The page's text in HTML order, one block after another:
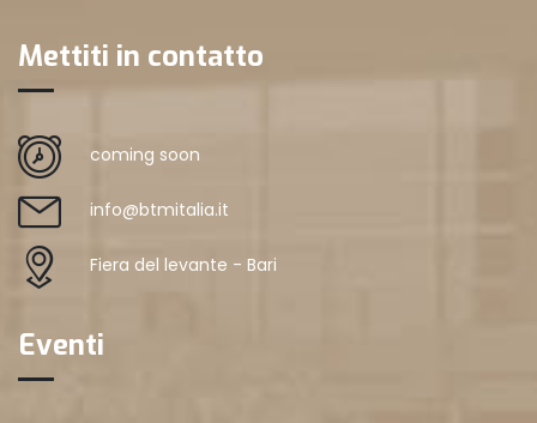
Mettiti in contatto
coming soon
info@btmitalia.it
Fiera del levante - Bari
Eventi